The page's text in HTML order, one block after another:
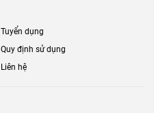
Tuyển dụng
Quy định sử dụng
Liên hệ